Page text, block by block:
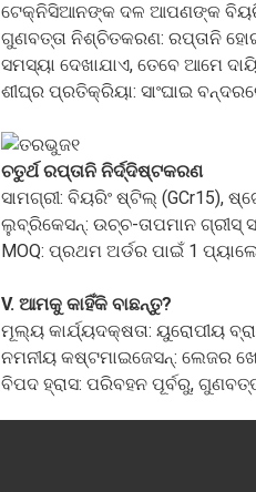
ଟେକ୍ନିସିଆନଙ୍କ ଦଳ ଆପଣଙ୍କ
ଗୁଣବତ୍ତା ନିଶ୍ଚିତକରଣ: ରପ୍ତାନି
ସମସ୍ୟା ଦେଖାଯାଏ, ତେବେ ଆମେ
ଶୀଘ୍ର ପ୍ରତିକ୍ରିୟା: ସାଂଘାଇ
ଚତୁର୍ଥ ରପ୍ତାନି ନିର୍ଦ୍ଦିଷ୍ଟକରଣ
ସାମଗ୍ରୀ: ବିୟରିଂ ଷ୍ଟିଲ୍ (GCr15),
ଲୁବ୍ରିକେସନ୍: ଉଚ୍ଚ-ତାପମାନ ଗ୍ରୀସ୍
MOQ: ପ୍ରଥମ ଅର୍ଡର ପାଇଁ 1
V. ଆମକୁ କାହିଁକି ବାଛନ୍ତୁ?
ମୂଲ୍ୟ କାର୍ଯ୍ୟଦକ୍ଷତା: ୟୁରୋପୀୟ
ନମନୀୟ କଷ୍ଟମାଇଜେସନ୍: ଲେଜର
ବିପଦ ହ୍ରାସ: ପରିବହନ ପୂର୍ବରୁ,